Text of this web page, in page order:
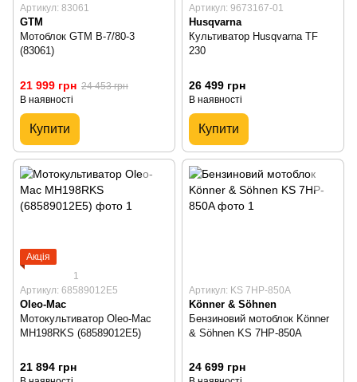
Артикул: 83061
GTM
Мотоблок GTM B-7/80-3
(83061)
21 999 грн 24 453 грн
В наявності
Купити
Артикул: 9673167-01
Husqvarna
Культиватор Husqvarna TF
230
26 499 грн
В наявності
Купити
Акція
1
Артикул: 68589012E5
Oleo-Mac
Мотокультиватор Oleo-Mac
MH198RKS (68589012E5)
21 894 грн
Артикул: KS 7HP-850A
Könner & Söhnen
Бензиновий мотоблок Könner
& Söhnen KS 7HP-850A
24 699 грн